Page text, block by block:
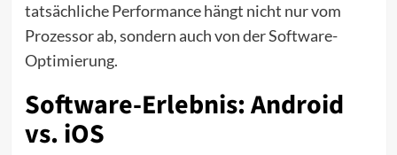
tatsächliche Performance hängt nicht nur vom
Prozessor ab, sondern auch von der Software-
Optimierung.
Software-Erlebnis: Android
vs. iOS